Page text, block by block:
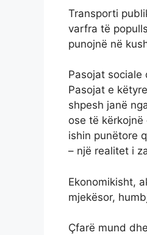
Transporti
varfra të
punojnë në
Pasojat sociale
Pasojat e
shpesh janë
ose të
ishin punëtore
– një realitet i
Ekonomikisht,
mjekësor,
Çfarë mund